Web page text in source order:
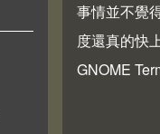
事情並不覺
度還真的快
GNOME